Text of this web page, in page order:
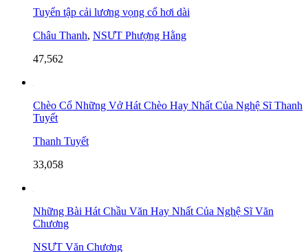
Tuyển tập cải lương vọng cổ hơi dài
Châu Thanh, NSƯT Phượng Hằng
47,562
Chèo Cổ Những Vở Hát Chèo Hay Nhất Của Nghệ Sĩ Thanh
Tuyết
Thanh Tuyết
33,058
Những Bài Hát Chầu Văn Hay Nhất Của Nghệ Sĩ Văn
Chương
NSƯT Văn Chương